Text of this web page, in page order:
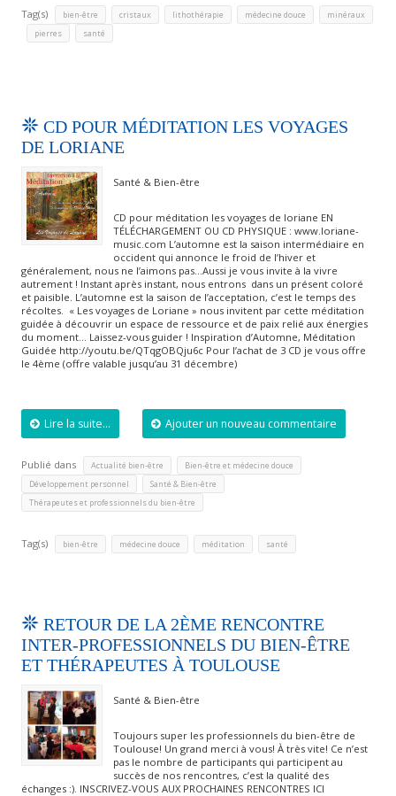
Tag(s) bien-être cristaux lithothérapie médecine douce minéraux
pierres santé
CD POUR MÉDITATION LES VOYAGES
DE LORIANE
Santé & Bien-être
CD pour méditation les voyages de loriane EN
TÉLÉCHARGEMENT OU CD PHYSIQUE : www.loriane-
music.com L’automne est la saison intermédiaire en
occident qui annonce le froid de l’hiver et
généralement, nous ne l’aimons pas…Aussi je vous invite à la vivre
autrement ! Instant après instant, nous entrons dans un présent coloré
et paisible. L’automne est la saison de l’acceptation, c’est le temps des
récoltes. « Les voyages de Loriane » nous invitent par cette méditation
guidée à découvrir un espace de ressource et de paix relié aux énergies
du moment… Laissez-vous guider ! Inspiration d’Automne, Méditation
Guidée http://youtu.be/QTqgOBQju6c Pour l’achat de 3 CD je vous offre
le 4ème (offre valable jusqu’au 31 décembre)
Lire la suite... Ajouter un nouveau commentaire
Publié dans Actualité bien-être Bien-être et médecine douce
Développement personnel Santé & Bien-être
Thérapeutes et professionnels du bien-être
Tag(s) bien-être médecine douce méditation santé
RETOUR DE LA 2ÈME RENCONTRE
INTER-PROFESSIONNELS DU BIEN-ÊTRE
ET THÉRAPEUTES À TOULOUSE
Santé & Bien-être
Toujours super les professionnels du bien-être de
Toulouse! Un grand merci à vous! À très vite! Ce n’est
pas le nombre de participants qui participent au
succès de nos rencontres, c’est la qualité des
échanges :). INSCRIVEZ-VOUS AUX PROCHAINES RENCONTRES ICI